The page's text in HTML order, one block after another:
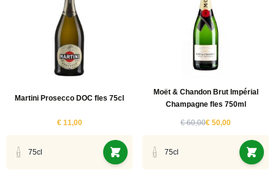
Martini Prosecco DOC fles 75cl
€ 11,00
75cl
Moët & Chandon Brut Impérial
Champagne fles 750ml
€ 60,00€ 50,00
75cl